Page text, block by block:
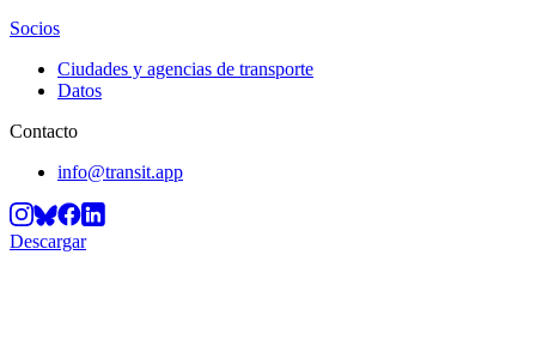
Socios
Ciudades y agencias de transporte
Datos
Contacto
info@transit.app
Descargar